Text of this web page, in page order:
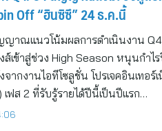
Off “ฮินซิซึ” 24 ธ.ค.นี้
ญาณแนวโน้มผลการดำเนินงาน
ส์เข้าสู่ช่วง High Season หนุนกำไ
ากงานไอทีโซลูชั่น โปรเจคอินเทอร์
เฟส 2 ที่รับรู้รายได้ปีนี้เป็นปีแรก…